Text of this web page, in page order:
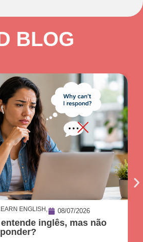
BLOG
ENGLISH ,
08/07/2026
inglês, mas não